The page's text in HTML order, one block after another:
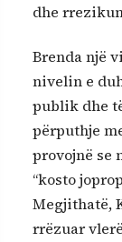
dhe
Brenda një
nivelin e
publik dhe
përputhje
provojnë se
“kosto
Megjithatë,
rrëzuar